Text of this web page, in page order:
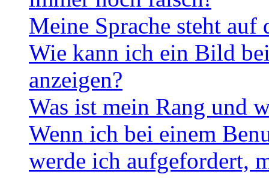
Meine Sprache steht
Wie kann ich ein Bild
anzeigen?
Was ist mein Rang und
Wenn ich bei einem
werde ich aufgefordert,